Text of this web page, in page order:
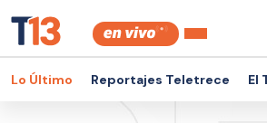
Lo Último Reportajes Teletrece El